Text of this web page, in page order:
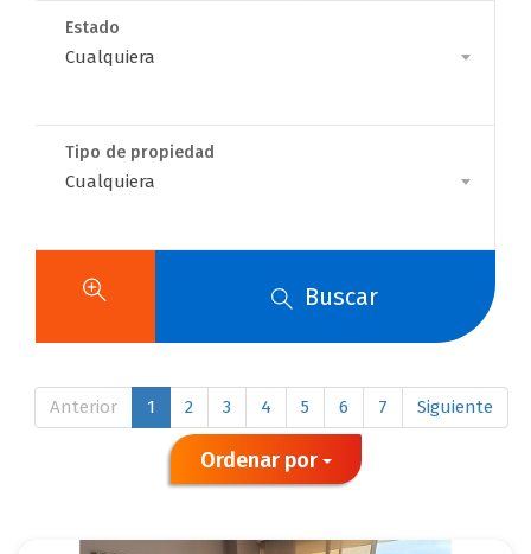
Casas y
apartamentos
en venta en
Armenia
Quindio
Estado
Cualquiera
Estado
Tipo de propiedad
Cualquiera
Tipo
Buscar
Anterior 1 2 3 4 5 6 7 Siguiente
Ordenar por